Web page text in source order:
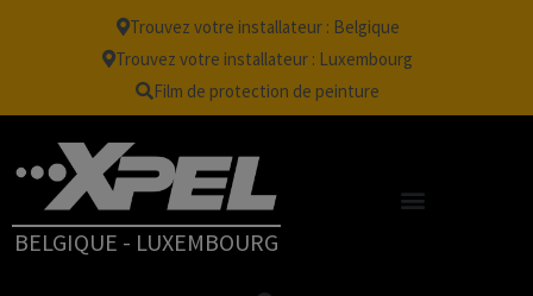
Trouvez votre installateur : Belgique
Trouvez votre installateur : Luxembourg
Film de protection de peinture
BELGIQUE - LUXEMBOURG